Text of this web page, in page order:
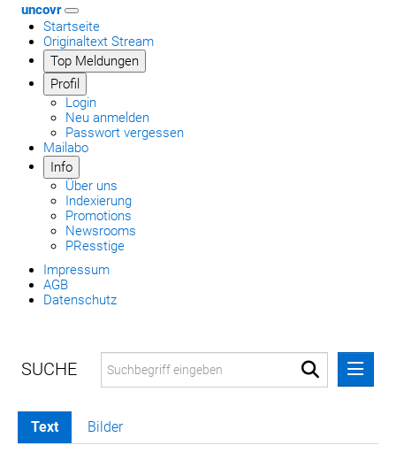
uncovr
Startseite
Originaltext Stream
Top Meldungen
Profil
Login
Neu anmelden
Passwort vergessen
Mailabo
Info
Über uns
Indexierung
Promotions
Newsrooms
PResstige
Impressum
AGB
Datenschutz
MELDUNGEN
Text Bilder